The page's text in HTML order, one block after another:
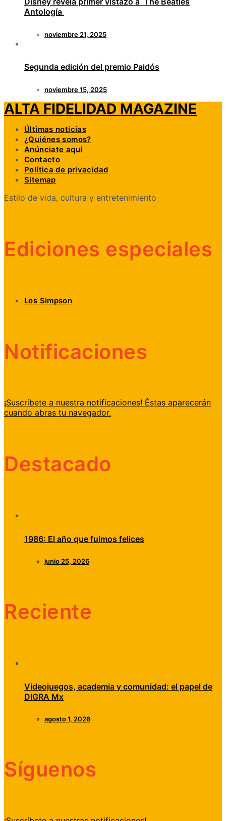
Antología
noviembre 21, 2025
Segunda edición del premio Paidós
noviembre 15, 2025
ALTA FIDELIDAD MAGAZINE
Últimas noticias
¿Quiénes somos?
Anúnciate aquí
Contacto
Política de privacidad
Sitemap
Estilo de vida, cultura y entretenimiento
Ediciones especiales
Los Simpson
Notificaciones
¡Suscríbete a nuestra notificaciones! Éstas aparecerán
cuando abras tu navegador.
Destacado
1986: El año que fuimos felices
junio 25, 2026
Reciente
Videojuegos, academia y comunidad: el papel de
DIGRA Mx
agosto 1, 2026
Síguenos